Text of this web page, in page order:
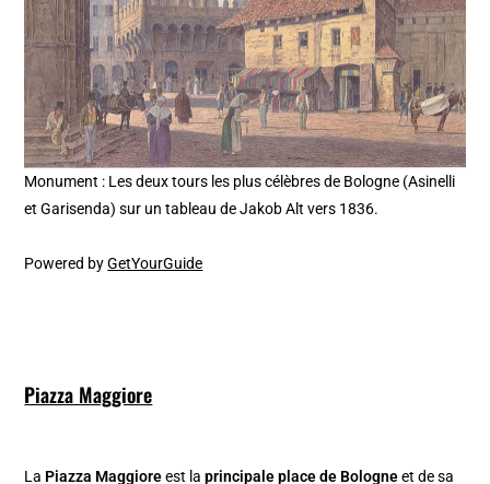
Monument : Les deux tours les plus célèbres de Bologne (Asinelli
et Garisenda) sur un tableau de Jakob Alt vers 1836.
Powered byGetYourGuide
Piazza Maggiore
La Piazza Maggioreest laprincipale place de Bologneet de sa